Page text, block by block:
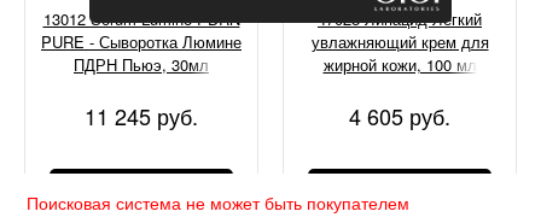
13012 Serum Lumine PDRN
PURE - Сыворотка Люмине
ПДРН Пьюэ, 30мл
11 245 руб.
47028 Липацид Легкий
увлажняющий крем для
жирной кожи, 100 мл
4 605 руб.
Поисковая система не может быть покупателем